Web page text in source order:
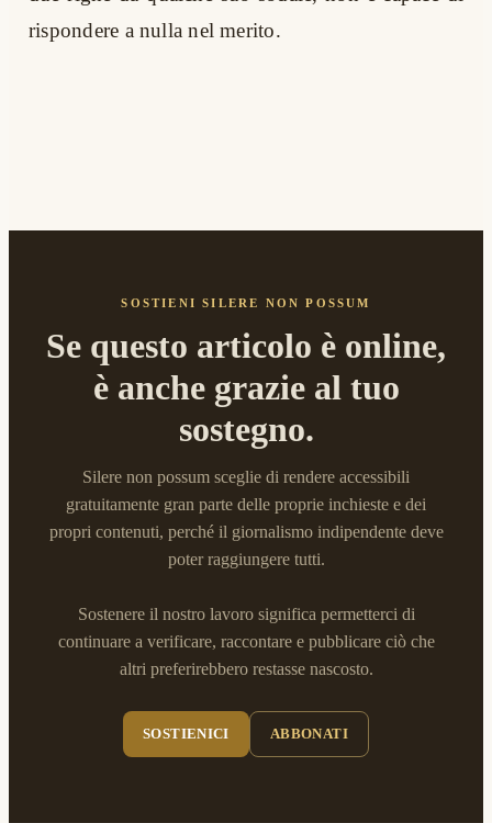
rispondere a nulla nel merito.
SOSTIENI SILERE NON POSSUM
Se questo articolo è online,
è anche grazie al tuo
sostegno.
Silere non possum sceglie di rendere accessibili
gratuitamente gran parte delle proprie inchieste e dei
propri contenuti, perché il giornalismo indipendente deve
poter raggiungere tutti.
Sostenere il nostro lavoro significa permetterci di
continuare a verificare, raccontare e pubblicare ciò che
altri preferirebbero restasse nascosto.
SOSTIENICI ABBONATI